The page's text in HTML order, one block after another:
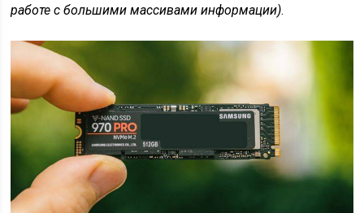
работе с большими массивами информации).